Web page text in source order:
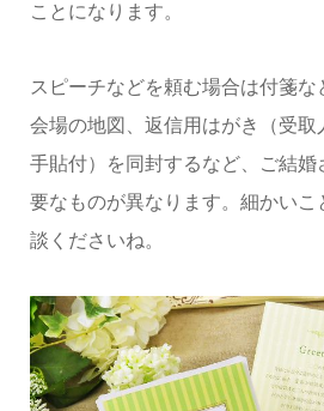
ことになります。
スピーチなどを頼む場合は付箋な
会場の地図、返信用はがき（受取
手貼付）を同封するなど、ご結婚
要なものが異なります。細かいこ
談くださいね。